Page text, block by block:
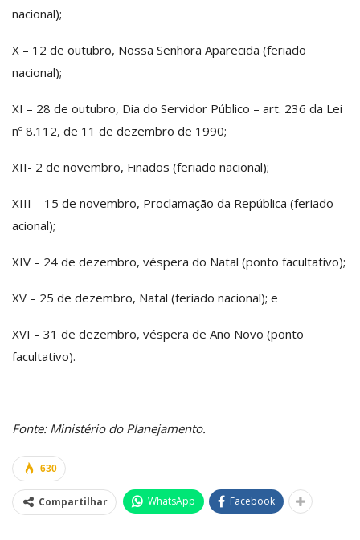
nacional);
X – 12 de outubro, Nossa Senhora Aparecida (feriado
nacional);
XI – 28 de outubro, Dia do Servidor Público – art. 236 da Lei
nº 8.112, de 11 de dezembro de 1990;
XII- 2 de novembro, Finados (feriado nacional);
XIII – 15 de novembro, Proclamação da República (feriado
acional);
XIV – 24 de dezembro, véspera do Natal (ponto facultativo);
XV – 25 de dezembro, Natal (feriado nacional); e
XVI – 31 de dezembro, véspera de Ano Novo (ponto
facultativo).
Fonte: Ministério do Planejamento.
630
Compartilhar WhatsApp Facebook